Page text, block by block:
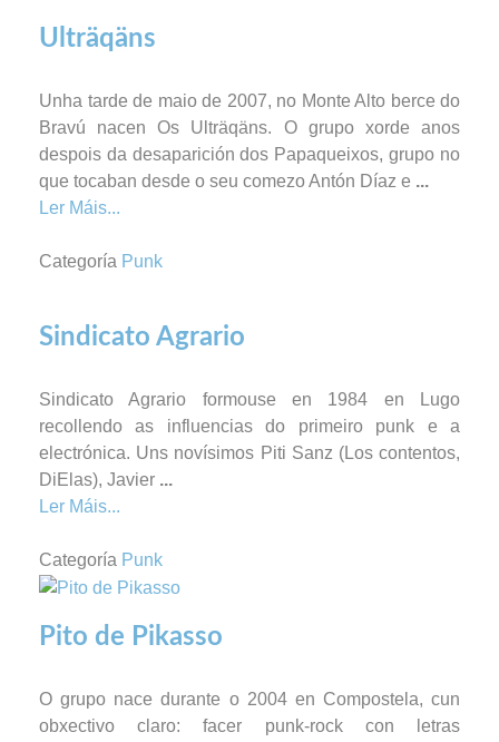
Ulträqäns
Unha tarde de maio de 2007, no Monte Alto berce do
Bravú nacen Os Ulträqäns. O grupo xorde anos
despois da desaparición dos Papaqueixos, grupo no
que tocaban desde o seu comezo Antón Díaz e ...
Ler Máis...
Categoría Punk
Sindicato Agrario
Sindicato Agrario formouse en 1984 en Lugo
recollendo as influencias do primeiro punk e a
electrónica. Uns novísimos Piti Sanz (Los contentos,
DiElas), Javier ...
Ler Máis...
Categoría Punk
Pito de Pikasso
O grupo nace durante o 2004 en Compostela, cun
obxectivo claro: facer punk-rock con letras